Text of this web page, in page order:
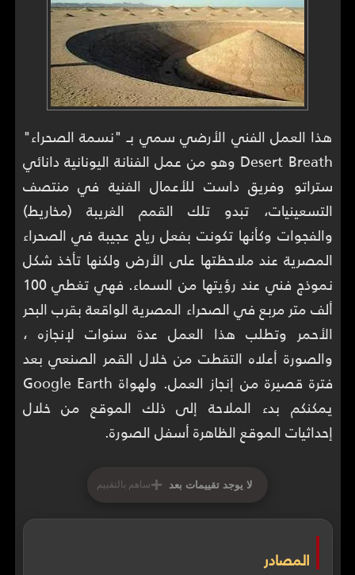
هذا العمل الفني الأرضي سمي بـ "نسمة الصحراء"
Desert Breath وهو من عمل الفنانة اليونانية دانائي
ستراتو وفريق داست للأعمال الفنية في منتصف
التسعينيات، تبدو تلك القمم الغريبة (مخاريط)
والفجوات وكأنها تكونت بفعل رياح عجيبة في الصحراء
المصرية عند ملاحظتها على الأرض ولكنها تأخذ شكل
نموذج فني عند رؤيتها من السماء. فهي تغطي 100
ألف متر مربع في الصحراء المصرية الواقعة بقرب البحر
الأحمر وتطلب هذا العمل عدة سنوات لإنجازه ،
والصورة أعلاه التقطت من خلال القمر الصنعي بعد
فترة قصيرة من إنجاز العمل. ولهواة Google Earth
يمكنكم بدء الملاحة إلى ذلك الموقع من خلال
إحداثيات الموقع الظاهرة أسفل الصورة.
لا يوجد تقييمات بعد +ساهم بالتقييم
المصادر